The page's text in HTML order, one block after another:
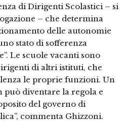
di Dirigenti Scolastici – si
– che determina
delle autonomie
stato di sofferenza
Le scuole vacanti sono
di altri istituti, che
le proprie funzioni. Un
può diventare la regola e
del governo di
commenta Ghizzoni.